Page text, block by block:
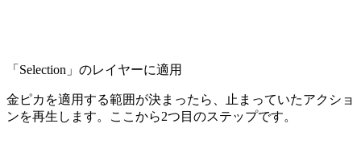
「Selection」のレイヤーに適用
金ピカを適用する範囲が決まったら、止まっていたアクショ
ンを再生します。ここから2つ目のステップです。